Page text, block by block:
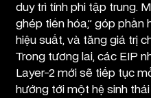
duy trì tính phi tập trung.
ghép tiến hóa,” góp phần
hiệu suất, và tăng giá trị
Trong tương lai, các EIP
Layer-2 mới sẽ tiếp tục
hướng tới một hệ sinh